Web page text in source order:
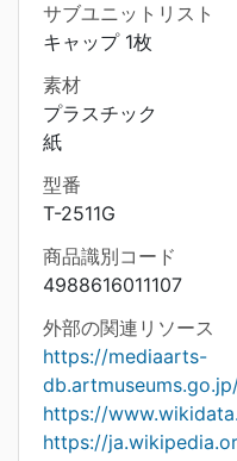
サブユニットリスト
キャップ 1枚
素材
プラスチック
紙
型番
T-2511G
商品識別コード
4988616011107
外部の関連リソース
https://mediaarts-
https://
https://